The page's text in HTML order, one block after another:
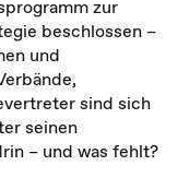
zur
beschlossen –
und
sind sich
seinen
– und was fehlt?